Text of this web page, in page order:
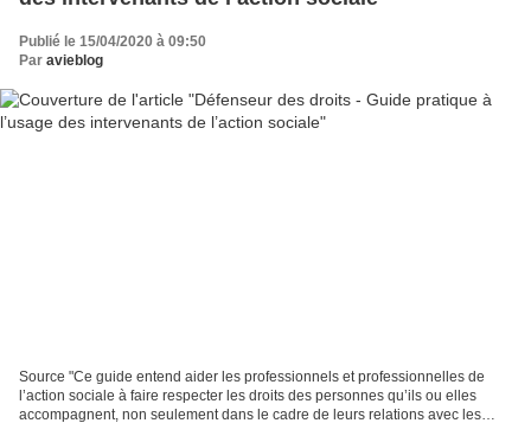
Publié le 15/04/2020 à 09:50
Par avieblog
Source "Ce guide entend aider les professionnels et professionnelles de
l’action sociale à faire respecter les droits des personnes qu’ils ou elles
accompagnent, non seulement dans le cadre de leurs relations avec les